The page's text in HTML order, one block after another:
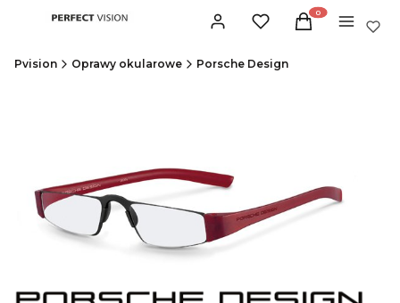
Zaloguj sięUlubione Produkty w
Koszyk Menu
Pvision Oprawy okularowe Porsche Design